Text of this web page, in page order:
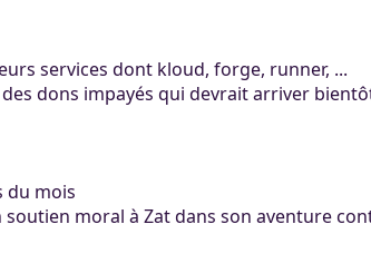
services dont kloud, forge, runner, ...
des dons impayés qui devrait arriver
du mois
soutien moral à Zat dans son aventure